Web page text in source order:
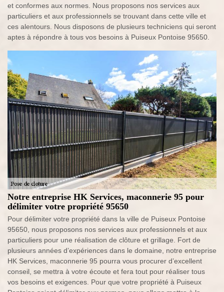
et conformes aux normes. Nous proposons nos services aux
particuliers et aux professionnels se trouvant dans cette ville et
ces alentours. Nous disposons de plusieurs techniciens qui seront
aptes à répondre à tous vos besoins à Puiseux Pontoise 95650.
Notre entreprise HK Services, maconnerie 95 pour
délimiter votre propriété 95650
Pour délimiter votre propriété dans la ville de Puiseux Pontoise
95650, nous proposons nos services aux professionnels et aux
particuliers pour une réalisation de clôture et grillage. Fort de
plusieurs années d’expériences dans le domaine, notre entreprise
HK Services, maconnerie 95 pourra vous procurer d’excellent
conseil, se mettra à votre écoute et fera tout pour réaliser tous
vos besoins et exigences. Pour que votre propriété à Puiseux